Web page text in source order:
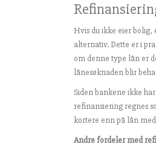
Hvis du ikke eier
alternativ. Dette er i
om denne type lån er
lånesøknaden blir
Siden bankene ikke
refinansiering regnes
kortere enn på lån
Andre fordeler med